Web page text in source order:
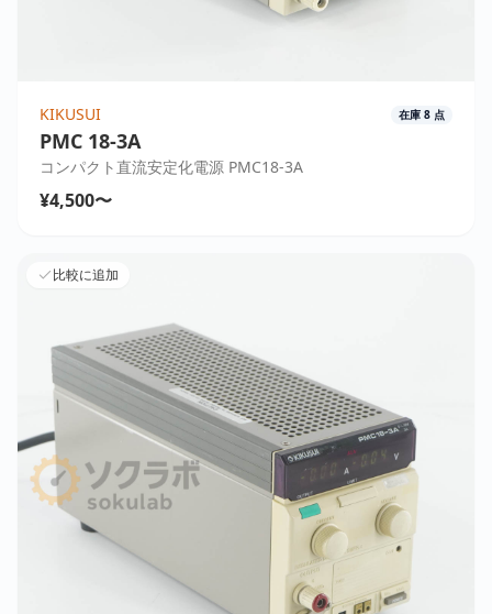
KIKUSUI 在庫 8 点
PMC 18-3A
コンパクト直流安定化電源 PMC18-3A
¥4,500〜
比較に追加